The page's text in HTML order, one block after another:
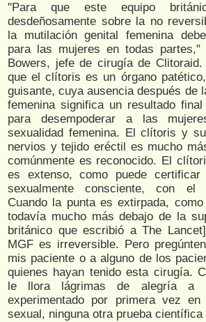
"Para que este equipo
desdeñosamente sobre la no
la mutilación genital femenina
para las mujeres en todas
Bowers, jefe de cirugía de
que el clítoris es un órgano
guisante, cuya ausencia después de
femenina significa un resultado
para desempoderar a las
sexualidad femenina. El clítoris y
nervios y tejido eréctil es mucho
comúnmente es reconocido. El
es extenso, como puede certificar
sexualmente consciente, con el
Cuando la punta es extirpada,
todavía mucho más debajo de la
británico que escribió a The
MGF es irreversible. Pero
mis paciente o a alguno de los
quienes hayan tenido esta cirugía.
le llora lágrimas de alegría a
experimentado por primera vez
sexual, ninguna otra prueba